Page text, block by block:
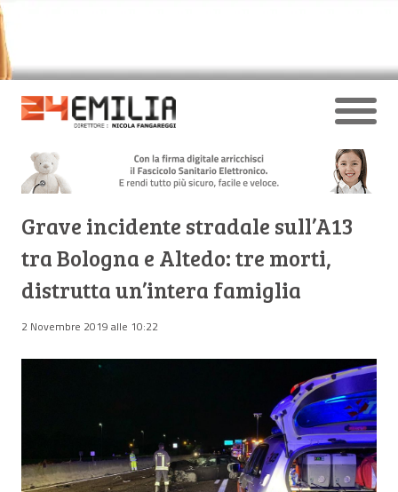
Grave incidente stradale sull’A13
tra Bologna e Altedo: tre morti,
distrutta un’intera famiglia
2 Novembre 2019 alle 10:22